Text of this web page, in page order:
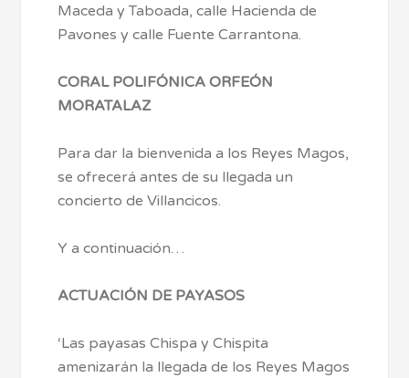
Maceda y Taboada, calle Hacienda de
Pavones y calle Fuente Carrantona.
CORAL POLIFÓNICA ORFEÓN
MORATALAZ
Para dar la bienvenida a los Reyes Magos,
se ofrecerá antes de su llegada un
concierto de Villancicos.
Y a continuación…
ACTUACIÓN DE PAYASOS
‘Las payasas Chispa y Chispita
amenizarán la llegada de los Reyes Magos